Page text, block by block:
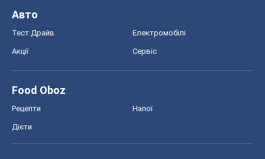
Авто
Тест Драйв Електромобілі
Акції Сервіс
Food Oboz
Рецепти Напої
Дієти